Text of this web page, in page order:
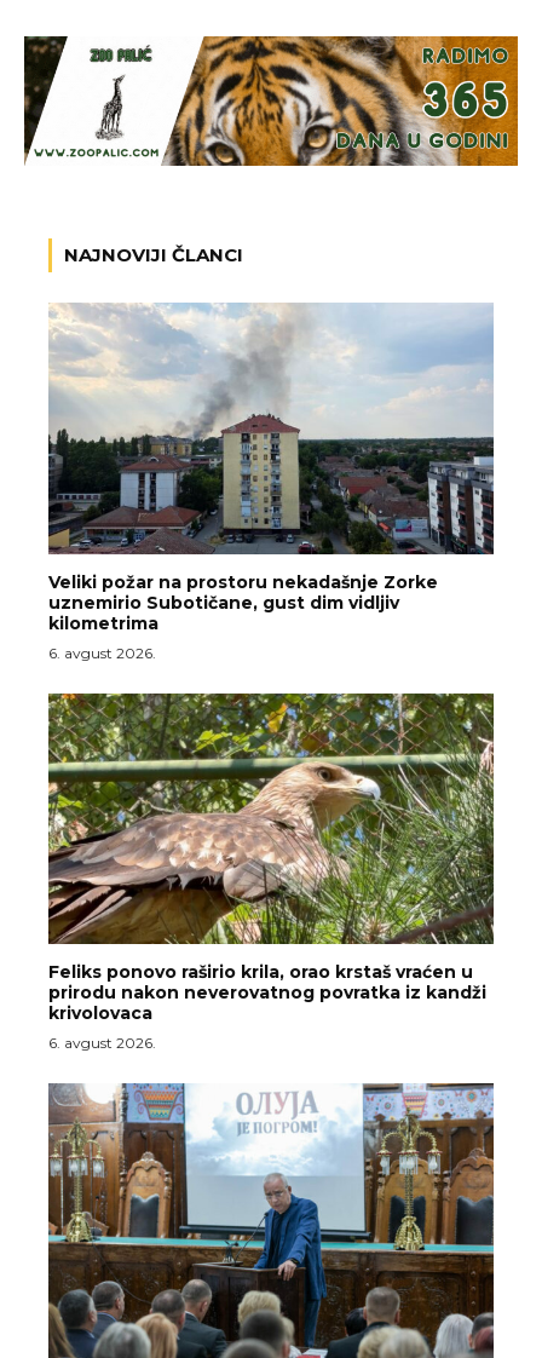
NAJNOVIJI ČLANCI
Veliki požar na prostoru nekadašnje Zorke
uznemirio Subotičane, gust dim vidljiv
kilometrima
6. avgust 2026.
Feliks ponovo raširio krila, orao krstaš vraćen u
prirodu nakon neverovatnog povratka iz kandži
krivolovaca
6. avgust 2026.